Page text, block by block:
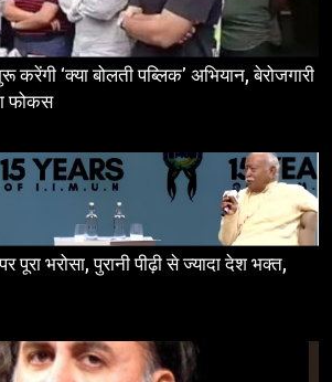
करेंगी ‘क्या बोलती पब्लिक’ अभियान, बेरोजगारी
फोकस
पूरा भरोसा, पुरानी पीढ़ी से ज्यादा देश भक्त,